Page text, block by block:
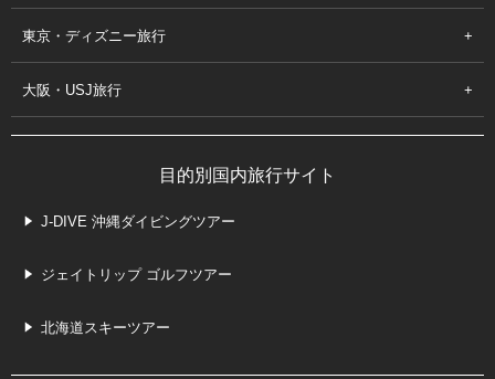
東京・ディズニー旅行
大阪・USJ旅行
目的別国内旅行サイト
J-DIVE 沖縄ダイビングツアー
ジェイトリップ ゴルフツアー
北海道スキーツアー